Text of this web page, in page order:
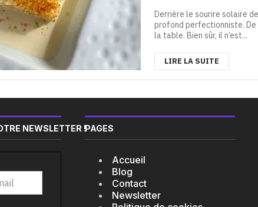
Derrière le sourire solaire
profond perfectionniste. De
la table. Bien sûr, il n’est...
LIRE LA SUITE
NEWSLETTER !PAGES
Accueil
Blog
Contact
Newsletter